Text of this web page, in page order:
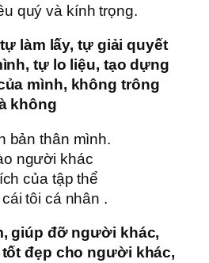
quý và kính trọng.
làm lấy, tự giải quyết
tự lo liệu, tạo dựng
mình, không trông
không
bản thân mình.
người khác
của tập thể
tôi cá nhân .
giúp đỡ người khác,
đẹp cho người khác,